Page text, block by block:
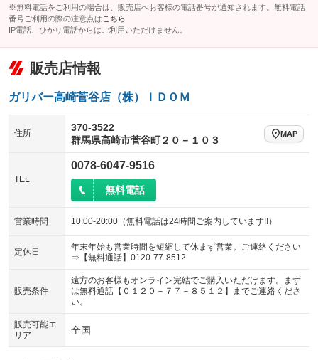
※無料電話をご利用の場合は、販売店へお客様の電話番号が通知されます。無料電話
番号ご利用の際の注意点は こちら
IP電話、ひかり電話からはご利用いただけません。
販売店情報
ガリバー高崎菅谷店（株）ＩＤＯＭ
住所
370-3522
群馬県高崎市菅谷町２０－１０３
MAP
TEL
0078-6047-9516
無料電話
営業時間 10:00-20:00（無料電話は24時間ご案内しています!!）
定休日
年末年始も営業時間を短縮して休まず営業。ご連絡ください
⇒【無料通話】0120-77-8512
販売条件
遠方のお客様もオンライン完結でご購入いただけます。まず
は無料通話【０１２０－７７－８５１２】までご連絡くださ
い。
販売可能エ
リア
全国